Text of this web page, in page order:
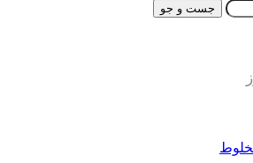
جست و جو